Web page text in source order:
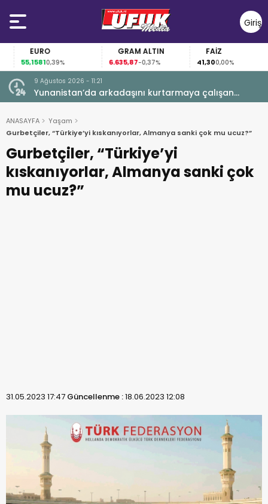
Giriş
Yap
EURO
55,15810,39%
GRAM ALTIN
6.635,87-0,37%
FAİZ
41,300,00%
9 Ağustos 2026 - 11:21
Yunanistan’da arkadaşını kurtarmaya çalışan
Hollandalı kadın hayatını kaybetti
ANASAYFA
Yaşam
Gurbetçiler, “Türkiye’yi kıskanıyorlar, Almanya sanki çok mu ucuz?”
Gurbetçiler, “Türkiye’yi
kıskanıyorlar, Almanya sanki çok
mu ucuz?”
31.05.2023 17:47 Güncellenme :18.06.2023 12:08